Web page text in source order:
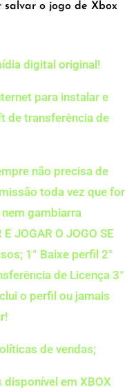
salvar o jogo de Xbox
digital original!
para instalar e
de transferência de
não precisa de
toda vez que for
gambiarra
JOGAR O JOGO SE
1° Baixe perfil 2°
de Licença 3°
o perfil ou jamais
de vendas;
em XBOX